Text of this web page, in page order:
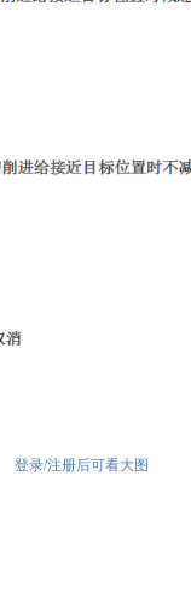
登录/注册后可看大图